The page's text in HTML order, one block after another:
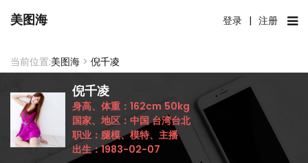
美图海 登录 | 注册
当前位置:美图海 > 倪千凌
倪千凌
身高、体重： 162cm 50kg
国家、地区： 中国 台湾台北
职业： 腿模、模特、主播
出生：1983-02-07